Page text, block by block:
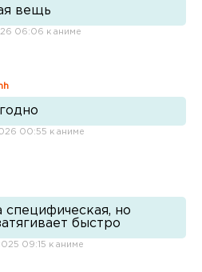
вещь
06:06 к аниме
00:55 к аниме
специфическая, но
быстро
09:15 к аниме